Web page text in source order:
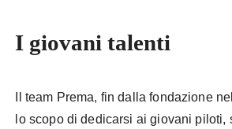
I giovani talenti
Il team Prema, fin dalla fondazione
lo scopo di dedicarsi ai giovani piloti,